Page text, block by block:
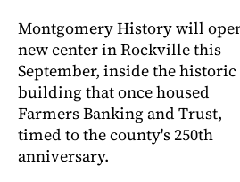
Montgomery History will
new center in Rockville this
September, inside the historic
building that once housed
Farmers Banking and Trust,
timed to the county's 250th
anniversary.